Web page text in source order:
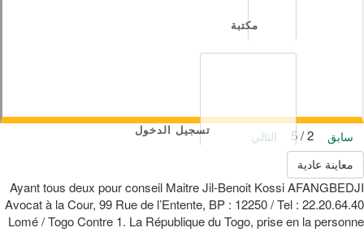
مكتبة
تسجيل الدخول سابق
التالي
معاينة عادية
Ayant tous deux pour conseil Maitre Jil-Benoit Kossi AFANGBEDJI
Avocat à la Cour, 99 Rue de l’Entente, BP : 12250 / Tel : 22.20.64.40
Lomé / Togo Contre 1. La République du Togo, prise en la personne